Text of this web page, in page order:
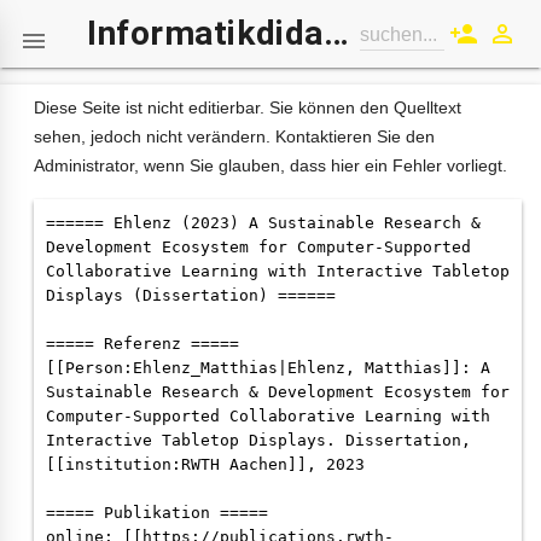
 Informatikdidaktik-Wiki suchen... person_add perm_identity
Diese Seite ist nicht editierbar. Sie können den Quelltext
sehen, jedoch nicht verändern. Kontaktieren Sie den
Administrator, wenn Sie glauben, dass hier ein Fehler vorliegt.